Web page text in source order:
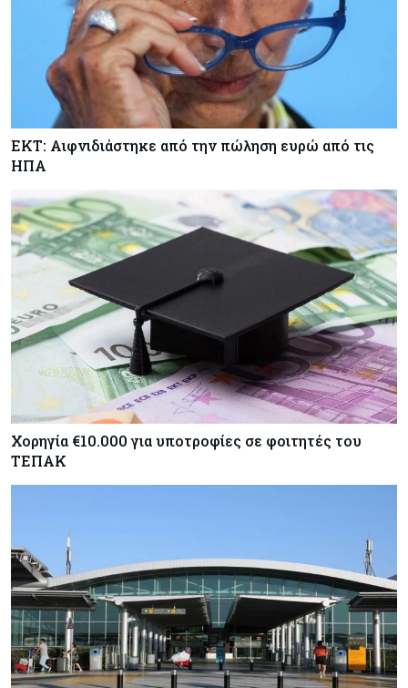
ΕΚΤ: Αιφνιδιάστηκε από την πώληση ευρώ από τις
ΗΠΑ
Χορηγία €10.000 για υποτροφίες σε φοιτητές του
ΤΕΠΑΚ